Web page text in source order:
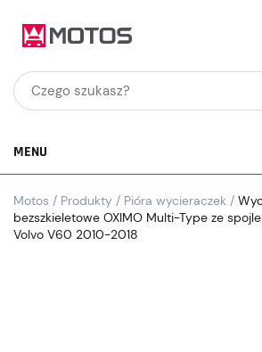
MENU
Motos / Produkty / Pióra wycieraczek /
bezszkieletowe OXIMO Multi-Type ze
Volvo V60 2010-2018